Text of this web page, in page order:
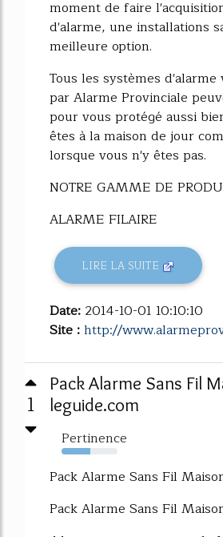
moment de faire
d'alarme, une installations
meilleure option.
Tous les systèmes
par Alarme Provinciale
pour vous protégé aussi
êtes à la maison de jour
lorsque vous n'y êtes pas.
NOTRE GAMME DE
ALARME FILAIRE
LIRE LA SUITE
Date: 2014-10-01 10:10:10
Site :http://
1
Pack Alarme Sans Fil
leguide.com
Pertinence
52%
Pack Alarme Sans Fil
Pack Alarme Sans Fil